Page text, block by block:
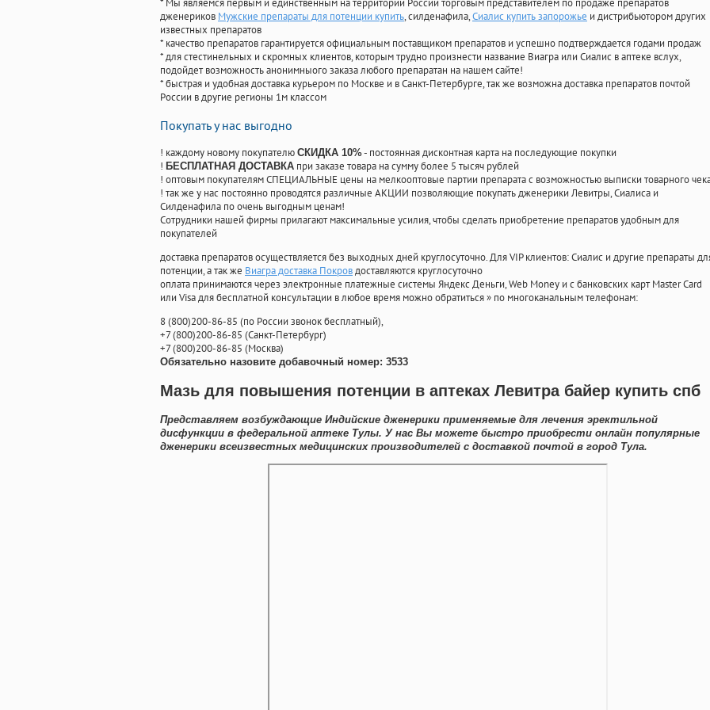
* Мы являемся первым и единственным на территории России торговым представителем по продаже препаратов
дженериков Мужские препараты для потенции купить, силденафила,Сиалис купить запорожье и дистрибьютором других
известных препаратов
* качество препаратов гарантируется официальным поставщиком препаратов и успешно подтверждается годами продаж
* для стестинельных и скромных клиентов, которым трудно произнести название Виагра или Сиалис в аптеке вслух,
подойдет возможность анонимныого заказа любого препаратан на нашем сайте!
* быстрая и удобная доставка курьером по Москве и в Санкт-Петербурге, так же возможна доставка препаратов почтой
России в другие регионы 1м классом
Покупать у нас выгодно
! каждому новому покупателю СКИДКА 10%- постоянная дисконтная карта на последующие покупки
! БЕСПЛАТНАЯ ДОСТАВКА при заказе товара на сумму более 5 тысяч рублей
! оптовым покупателям СПЕЦИАЛЬНЫЕ цены на мелкооптовые партии препарата с возможностью выписки товарного
! так же у нас постоянно проводятся различные АКЦИИ позволяющие покупать дженерики Левитры, Сиалиса и
Силденафила по очень выгодным ценам!
Cотрудники нашей фирмы прилагают максимальные усилия, чтобы сделать приобретение препаратов удобным для
покупателей
доставка препаратов осуществляется без выходных дней круглосуточно. Для VIP клиентов: Сиалис и другие препараты
потенции, а так же Виагра доставка Покровдоставляются круглосуточно
оплата принимаются через электронные платежные системы Яндекс Деньги, Web Money и с банковских карт Master Card
или Visa для бесплатной консультации в любое время можно обратиться» по многоканальным телефонам:
8(800)200-86-85 (по России звонок бесплатный),
+7(800)200-86-85 (Санкт-Петербург)
+7(800)200-86-85 (Москва)
Обязательно назовите добавочный номер: 3533
Мазь для повышения потенции в аптеках Левитра байер купить спб
Представляем возбуждающие Индийские дженерики применяемые для лечения эректильной
дисфункции в федеральной аптеке Тулы. У нас Вы можете быстро приобрести онлайн популярные
дженерики всеизвестных медицинских производителей с доставкой почтой в город Тула.